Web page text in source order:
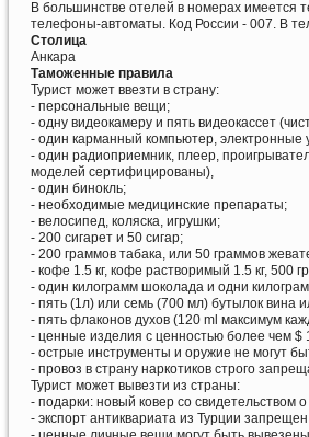
В большинстве отелей в номерах имеется
телефоны-автоматы. Код России - 007. В
Столица
Анкара
Таможенные правила
Турист может ввезти в страну:
- персональные вещи;
- одну видеокамеру и пять видеокассет
- один карманный компьютер, электронные
- один радиоприемник, плеер,
моделей сертифицированы),
- один бинокль;
- необходимые медицинские препараты;
- велосипед, коляска, игрушки;
- 200 сигарет и 50 сигар;
- 200 граммов табака, или 50 граммов
- кофе 1.5 кг, кофе растворимый 1.5 кг, 500
- один килограмм шоколада и одни
- пять (1л) или семь (700 мл) бутылок вина
- пять флаконов духов (120 ml максимум
- ценные изделия с ценностью более чем $
- острые инструменты и оружие не могут
- провоз в страну наркотиков строго
Турист может вывезти из страны:
- подарки: новый ковер со свидетельством
- экспорт антиквариата из Турции